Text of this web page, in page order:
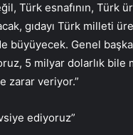
Türk esnafının, Türk
gıdayı Türk milleti
büyüyecek. Genel
5 milyar dolarlık bile
zarar veriyor.”
ediyoruz”